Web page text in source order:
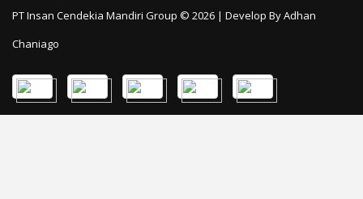
PT Insan Cendekia Mandiri Group © 2026 | Develop ByAdhan
Chaniago